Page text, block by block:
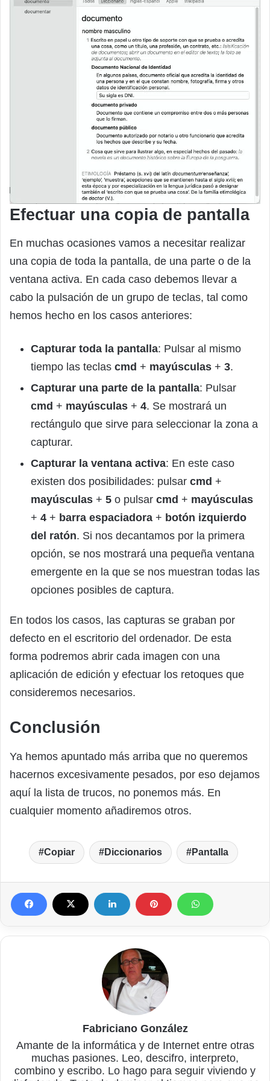
Efectuar una copia de pantalla
En muchas ocasiones vamos a necesitar realizar
una copia de toda la pantalla, de una parte o de la
ventana activa. En cada caso debemos llevar a
cabo la pulsación de un grupo de teclas, tal como
hemos hecho en los casos anteriores:
Capturar toda la pantalla: Pulsar al mismo
tiempo las teclas cmd + mayúsculas + 3.
Capturar una parte de la pantalla: Pulsar
cmd + mayúsculas + 4. Se mostrará un
rectángulo que sirve para seleccionar la zona a
capturar.
Capturar la ventana activa: En este caso
existen dos posibilidades: pulsar cmd +
mayúsculas + 5 o pulsar cmd + mayúsculas
+ 4 + barra espaciadora + botón izquierdo
del ratón. Si nos decantamos por la primera
opción, se nos mostrará una pequeña ventana
emergente en la que se nos muestran todas las
opciones posibles de captura.
En todos los casos, las capturas se graban por
defecto en el escritorio del ordenador. De esta
forma podremos abrir cada imagen con una
aplicación de edición y efectuar los retoques que
consideremos necesarios.
Conclusión
Ya hemos apuntado más arriba que no queremos
hacernos excesivamente pesados, por eso dejamos
aquí la lista de trucos, no ponemos más. En
cualquier momento añadiremos otros.
Copiar Diccionarios Pantalla
Fabriciano González
Amante de la informática y de Internet entre otras
muchas pasiones. Leo, descifro, interpreto,
combino y escribo. Lo hago para seguir viviendo y